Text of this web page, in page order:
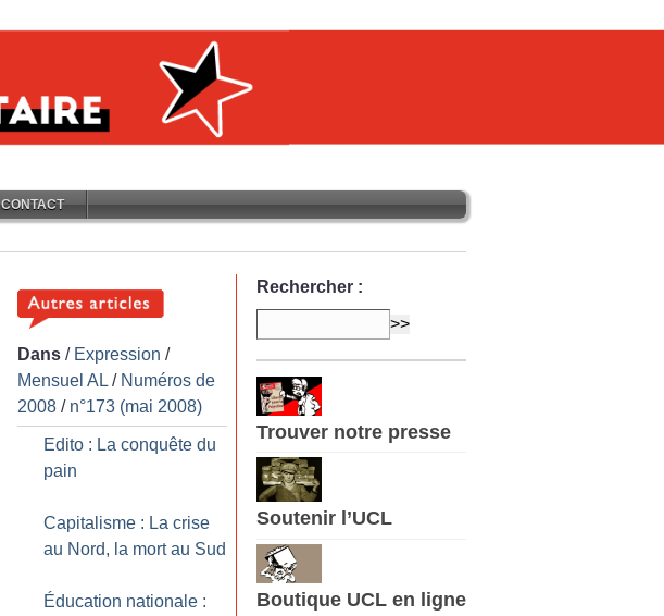
CONTACT
Dans / Expression /
Mensuel AL / Numéros de
2008 / n°173 (mai 2008)
Edito : La conquête du
pain
Capitalisme : La crise
au Nord, la mort au Sud
Éducation nationale :
Rechercher :
Trouver notre presse
Soutenir l’UCL
Boutique UCL en ligne